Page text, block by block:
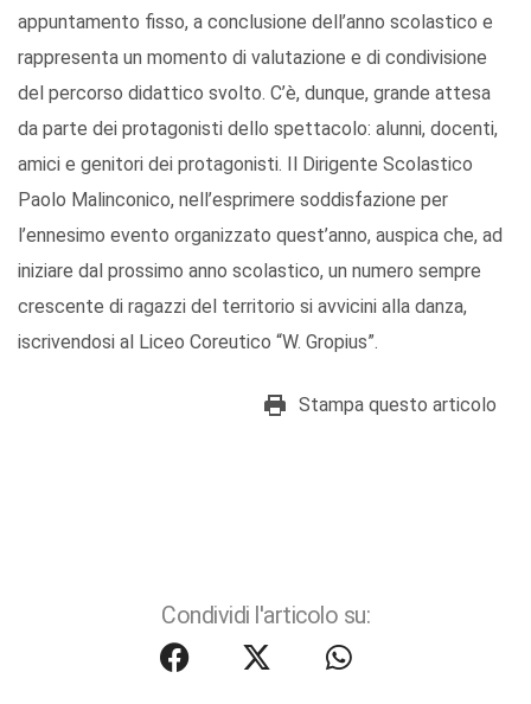
appuntamento fisso, a conclusione dell’anno scolastico e
rappresenta un momento di valutazione e di condivisione
del percorso didattico svolto. C’è, dunque, grande attesa
da parte dei protagonisti dello spettacolo: alunni, docenti,
amici e genitori dei protagonisti. Il Dirigente Scolastico
Paolo Malinconico, nell’esprimere soddisfazione per
l’ennesimo evento organizzato quest’anno, auspica che, ad
iniziare dal prossimo anno scolastico, un numero sempre
crescente di ragazzi del territorio si avvicini alla danza,
iscrivendosi al Liceo Coreutico “W. Gropius”.
Stampa questo articolo
Condividi l'articolo su: